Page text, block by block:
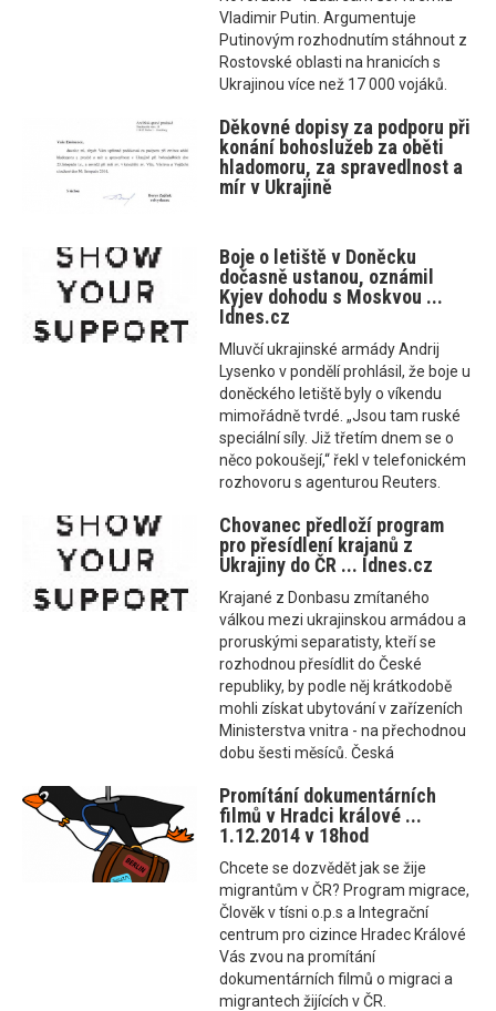
Vladimir Putin. Argumentuje
Putinovým rozhodnutím stáhnout z
Rostovské oblasti na hranicích s
Ukrajinou více než 17 000 vojáků.
Děkovné dopisy za podporu při
konání bohoslužeb za oběti
hladomoru, za spravedlnost a
mír v Ukrajině
Boje o letiště v Doněcku
dočasně ustanou, oznámil
Kyjev dohodu s Moskvou ...
Idnes.cz
Mluvčí ukrajinské armády Andrij
Lysenko v pondělí prohlásil, že boje u
doněckého letiště byly o víkendu
mimořádně tvrdé. „Jsou tam ruské
speciální síly. Již třetím dnem se o
něco pokoušejí,“ řekl v telefonickém
rozhovoru s agenturou Reuters.
Chovanec předloží program
pro přesídlení krajanů z
Ukrajiny do ČR ... Idnes.cz
Krajané z Donbasu zmítaného
válkou mezi ukrajinskou armádou a
proruskými separatisty, kteří se
rozhodnou přesídlit do České
republiky, by podle něj krátkodobě
mohli získat ubytování v zařízeních
Ministerstva vnitra - na přechodnou
dobu šesti měsíců. Česká
Promítání dokumentárních
filmů v Hradci králové ...
1.12.2014 v 18hod
Chcete se dozvědět jak se žije
migrantům v ČR? Program migrace,
Člověk v tísni o.p.s a Integrační
centrum pro cizince Hradec Králové
Vás zvou na promítání
dokumentárních filmů o migraci a
migrantech žijících v ČR.